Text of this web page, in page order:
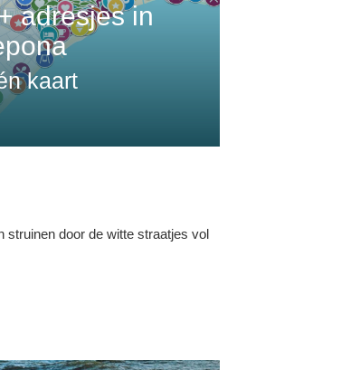
adresjes in
kaart
struinen door de witte straatjes vol